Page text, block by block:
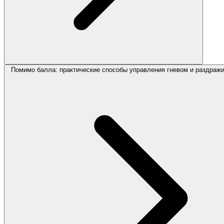
Помимо балла: практические способы управления гневом и